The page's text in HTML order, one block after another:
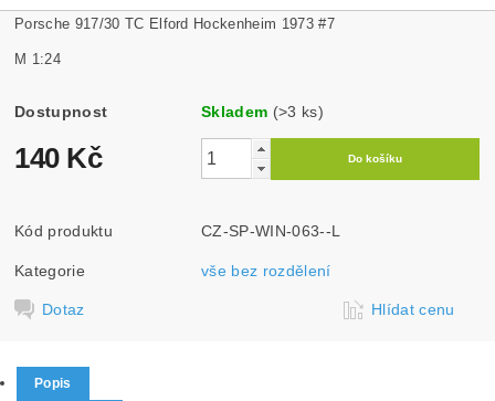
Porsche 917/30 TC Elford Hockenheim 1973 #7
M 1:24
Dostupnost Skladem (>3 ks)
140 Kč
Kód produktu CZ-SP-WIN-063--L
Kategorie vše bez rozdělení
Dotaz Hlídat cenu
Popis